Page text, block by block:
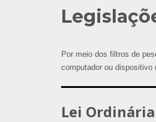
Por meio dos filtros de
computador ou dispositivo
Lei Ordinária